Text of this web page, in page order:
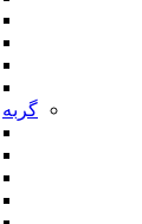
گربه